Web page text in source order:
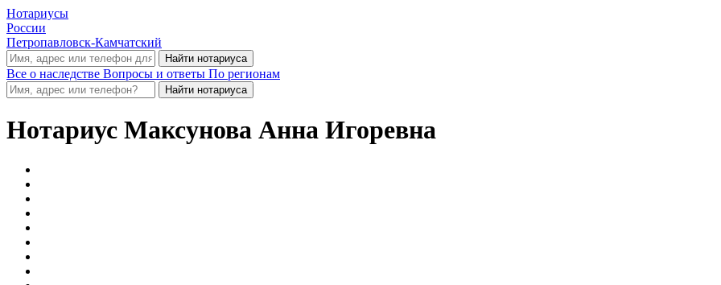
Нотариусы
России
Петропавловск-Камчатский
Все о наследстве Вопросы и ответы По регионам
Нотариус Максунова Анна Игоревна